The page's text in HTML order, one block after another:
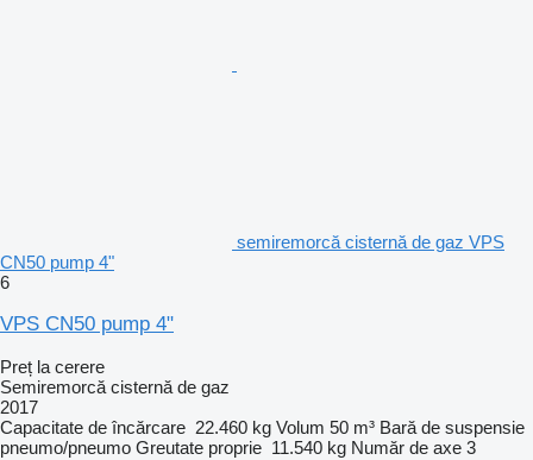
semiremorcă cisternă de gaz VPS
CN50 pump 4"
6
VPS CN50 pump 4"
Preț la cerere
Semiremorcă cisternă de gaz
2017
Capacitate de încărcare 22.460 kg Volum 50 m³ Bară de suspensie
pneumo/pneumo Greutate proprie 11.540 kg Număr de axe 3